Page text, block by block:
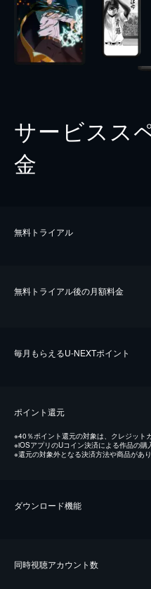
サービスス
金
無料トライアル
無料トライアル後の⽉額料金
毎⽉もらえるU-NEXTポイント
ポイント還元
※40％ポイント還元の対象は、クレジット
※iOSアプリのUコイン決済による作品の購
※還元の対象外となる決済方法や商品があ
ダウンロード機能
同時視聴アカウント数